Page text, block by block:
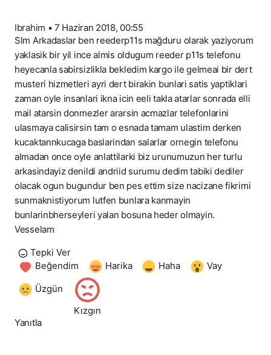
Ibrahim • 7 Haziran 2018, 00:55
Slm Arkadaslar ben reederp11s mağduru olarak yaziyorum
yaklasik bir yil ince almis oldugum reeder p11s telefonu
heyecanla sabirsizlikla bekledim kargo ile gelmeai bir dert
musteri hizmetleri ayri dert birakin bunlari satis yaptiklari
zaman oyle insanlari ikna icin eeli takla atarlar sonrada elli
mail atarsin donmezler ararsin acmazlar telefonlarini
ulasmaya calisirsin tam o esnada tamam ulastim derken
kucaktannkucaga baslarindan salarlar ornegin telefonu
almadan once oyle anlattilarki biz urunumuzun her turlu
arkasindayiz denildi andriid surumu dedim tabiki dediler
olacak ogun bugundur ben pes ettim size nacizane fikrimi
sunmaknistiyorum lutfen bunlara kanmayin
bunlarinbherseyleri yalan bosuna heder olmayin.
Vesselam
Tepki Ver
Beğendim
Harika Haha Vay
Üzgün
Kızgın
Yanıtla